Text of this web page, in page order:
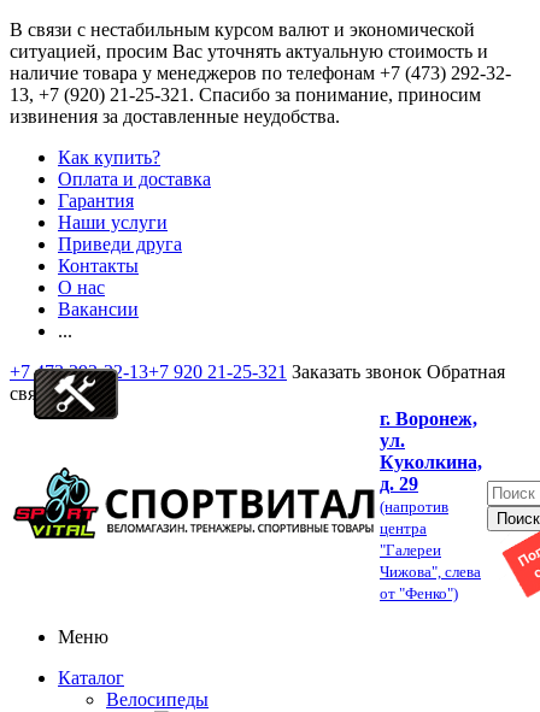
В связи с нестабильным курсом валют и экономической
ситуацией, просим Вас уточнять актуальную стоимость и
наличие товара у менеджеров по телефонам +7 (473) 292-32-
13, +7 (920) 21-25-321 . Спасибо за понимание, приносим
извинения за доставленные неудобства.
Как купить?
Оплата и доставка
Гарантия
Наши услуги
Приведи друга
Контакты
О нас
Вакансии
...
+7 473 292-32-13+7 920 21-25-321 Заказать звонок Обратная
связь
г. Воронеж,
ул.
Куколкина,
д. 29
(напротив
центра
"Галереи
Чижова", слева
от "Фенко")
Меню
Каталог
Велосипеды